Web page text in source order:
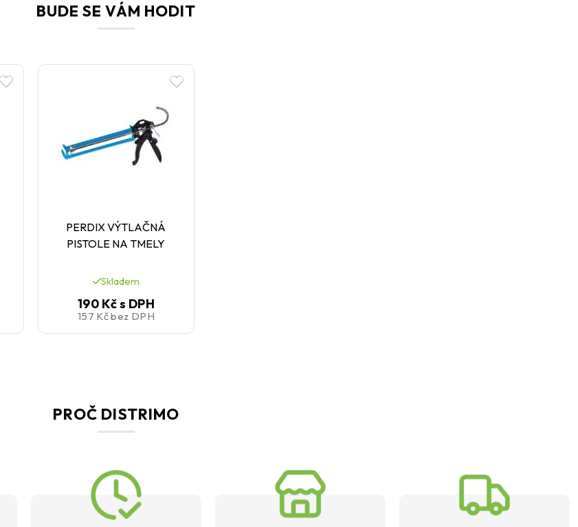
BUDE SE VÁM HODIT
PERDIX VÝTLAČNÁ
PISTOLE NA TMELY
Skladem
190 Kčs DPH
157 Kčbez DPH
PROČ DISTRIMO